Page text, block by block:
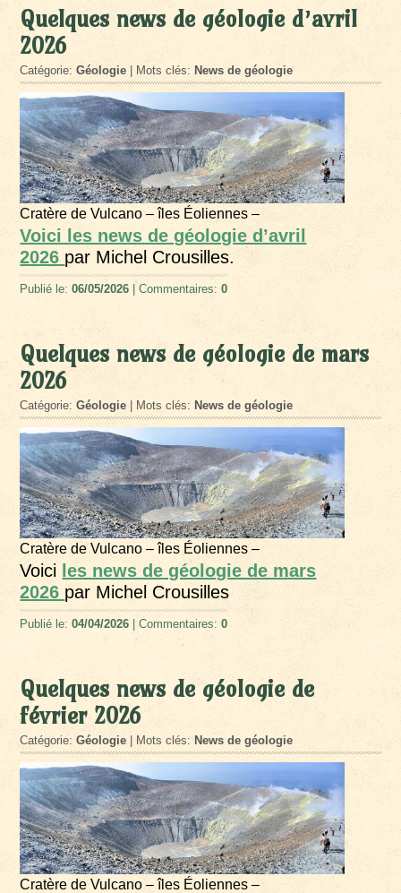
Quelques news de géologie d’avril
2026
Catégorie:Géologie | Mots clés:News de géologie
Cratère de Vulcano – îles Éoliennes –
Voici les news de géologie d’avril
2026 par Michel Crousilles.
Publié le:06/05/2026 | Commentaires:0
Quelques news de géologie de mars
2026
Catégorie:Géologie | Mots clés: News de géologie
Cratère de Vulcano – îles Éoliennes –
Voici les news de géologie de mars
2026 par Michel Crousilles
Publié le:04/04/2026 | Commentaires:0
Quelques news de géologie de
février 2026
Catégorie:Géologie | Mots clés: News de géologie
Cratère de Vulcano – îles Éoliennes –